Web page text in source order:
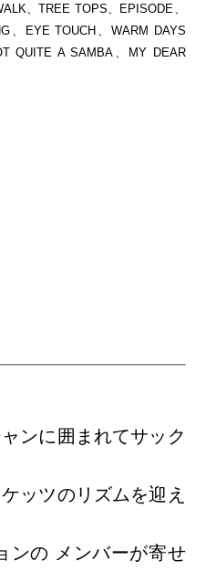
、TREE TOPS、EPISODE、
、EYE TOUCH、WARM DAYS
QUITE A SAMBA、MY DEAR
ンに囲まれてサック
ッツのリズムを迎え
ンの メンバーが寄せ